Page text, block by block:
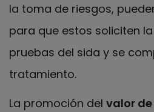
la toma de riesgos,
para que estos soliciten
pruebas del sida y se
tratamiento.
La promoción del valor